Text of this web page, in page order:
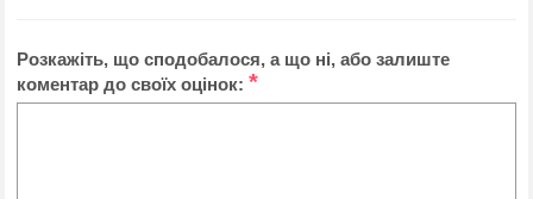
Розкажіть, що сподобалося, а що ні, або залиште
коментар до своїх оцінок: *